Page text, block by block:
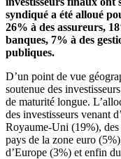
syndiqué a été alloué
26% à des assureurs,
banques, 7% à des
publiques.
D’un point de vue
soutenue des
de maturité longue.
des investisseurs venant
Royaume-Uni (19%), des
pays de la zone euro
d’Europe (3%) et enfin